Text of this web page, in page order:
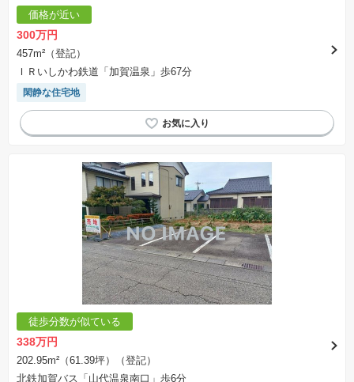
価格が近い
300万円
457m²（登記）
ＩＲいしかわ鉄道「加賀温泉」歩67分
閑静な住宅地
徒歩分数が似ている
338万円
202.95m²（61.39坪）（登記）
北鉄加賀バス「山代温泉南口」歩6分